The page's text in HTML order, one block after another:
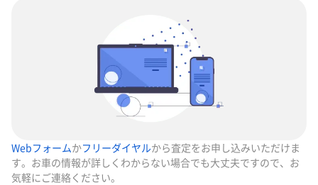
Webフォームかフリーダイヤルから査定をお申し込みいただけま
す。お車の情報が詳しくわからない場合でも大丈夫ですので、お
気軽にご連絡ください。